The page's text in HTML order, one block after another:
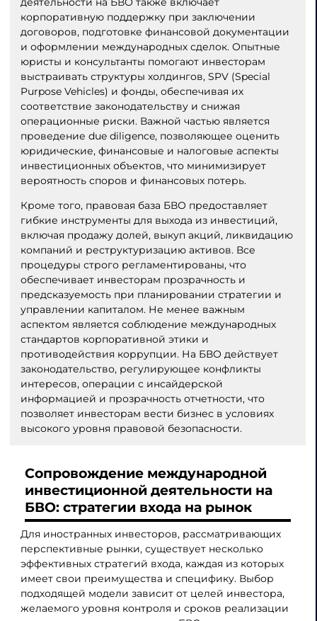
корпоративную поддержку при заключении
договоров, подготовке финансовой документации
и оформлении международных сделок. Опытные
юристы и консультанты помогают инвесторам
выстраивать структуры холдингов, SPV (Special
Purpose Vehicles) и фонды, обеспечивая их
соответствие законодательству и снижая
операционные риски. Важной частью является
проведение due diligence, позволяющее оценить
юридические, финансовые и налоговые аспекты
инвестиционных объектов, что минимизирует
вероятность споров и финансовых потерь.
Кроме того, правовая база БВО предоставляет
гибкие инструменты для выхода из инвестиций,
включая продажу долей, выкуп акций, ликвидацию
компаний и реструктуризацию активов. Все
процедуры строго регламентированы, что
обеспечивает инвесторам прозрачность и
предсказуемость при планировании стратегии и
управлении капиталом. Не менее важным
аспектом является соблюдение международных
стандартов корпоративной этики и
противодействия коррупции. На БВО действует
законодательство, регулирующее конфликты
интересов, операции с инсайдерской
информацией и прозрачность отчетности, что
позволяет инвесторам вести бизнес в условиях
высокого уровня правовой безопасности.
Сопровождение международной
инвестиционной деятельности на
БВО: стратегии входа на рынок
Для иностранных инвесторов, рассматривающих
перспективные рынки, существует несколько
эффективных стратегий входа, каждая из которых
имеет свои преимущества и специфику. Выбор
подходящей модели зависит от целей инвестора,
желаемого уровня контроля и сроков реализации